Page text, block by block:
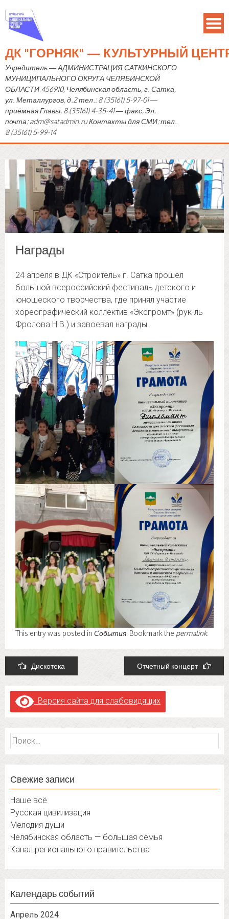
ДК "ГОРНЯК" — КУЛЬТУРНЫЙ
Учредитель — АДМИНИСТРАЦИЯ САТКИНСКОГО
МУНИЦИПАЛЬНОГО ОКРУГА ЧЕЛЯБИНСКОЙ
ОБЛАСТИ 456910, Челябинская область, г. Сатка,
ул. Металлургов, д.2 тел.: 8 (35161) 5-97-01 —
приёмная Главы, 8 (35161) 4-35-41 — факс, Эл.
почта: adm@satadmin.ru Контакты для СМИ: тел.
8 (35161) 5-99-14
Награды
24 апреля в ДК «Строитель» г. Сатка прошел
большой всероссийский фестиваль детского и
юношеского творчества, где принял участие
хореографический коллектив «Экспромт» (рук-ль
Фролова Н.В.) и завоевал награды.
This entry was posted in События . Bookmark the permalink.
Post
navigation
Дискотека Отчетный концерт
Версия сайта для слабовидящих
Найти:
Свежие записи
Наше всё
Русская цивилизация
Мелодия души
Челябинская область — большая семья
Канал регионального правительства
Календарь событий
Апрель 2024